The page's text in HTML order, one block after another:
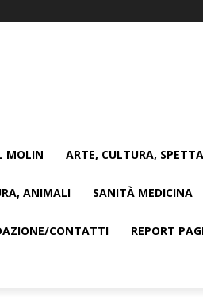
MOLIN ARTE, CULTURA,
ANIMALI SANITÀ MEDICINA
CONTATTI REPORT